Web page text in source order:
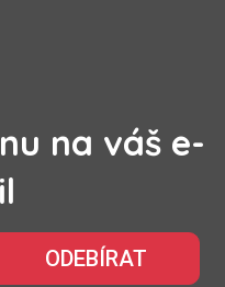
na váš e-
ODEBÍRAT